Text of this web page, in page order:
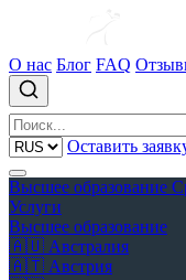
О нас Блог FAQ
Оставить
Высшее образование
Услуги
Высшее образование
🇦🇺 Австралия
🇦🇹 Австрия